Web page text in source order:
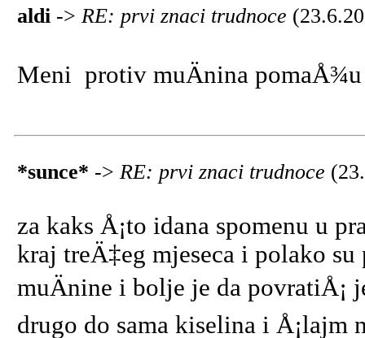
aldi -> RE: prvi znaci trudnoce
Meni protiv muÄnina
*sunce* -> RE: prvi znaci trudnoce
za kaks Å¡to idana spomenu u
kraj treÄ‡eg mjeseca i polako
muÄnine i bolje je da
drugo do sama kiselina i Å¡lajm